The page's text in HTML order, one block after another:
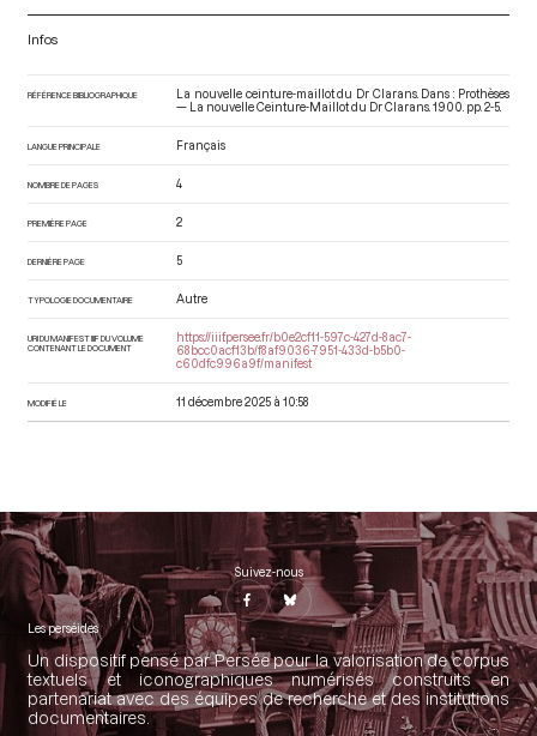
Infos
RÉFÉRENCE BIBLIOGRAPHIQUE
La nouvelle ceinture-maillot du Dr Clarans. Dans : Prothèses
— La nouvelle Ceinture-Maillot du Dr Clarans . 1900. pp. 2-5.
LANGUE PRINCIPALE Français
NOMBRE DE PAGES 4
PREMIÈRE PAGE 2
DERNIÈRE PAGE 5
TYPOLOGIE DOCUMENTAIRE Autre
URI DU MANIFEST IIIF DU VOLUME
CONTENANT LE DOCUMENT
https://iiif.persee.fr/b0e2cf11-597c-427d-8ac7-
68bcc0acf13b/f8af9036-7951-433d-b5b0-
c60dfc996a9f/manifest
MODIFIÉ LE 11 décembre 2025 à 10:58
Suivez-nous
Les perséides
Un dispositif pensé par Persée pour la valorisation de corpus
textuels et iconographiques numérisés construits en
partenariat avec des équipes de recherche et des institutions
documentaires.